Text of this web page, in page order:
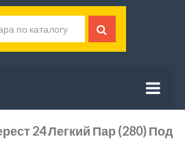
24 Легкий Пар (280) Под